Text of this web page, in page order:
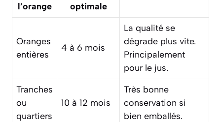
l’orange
optimale
Oranges
entières
4 à 6 mois
La qualité se
dégrade plus vite.
Principalement
pour le jus.
Tranches
ou
quartiers
10 à 12 mois
Très bonne
conservation si
bien emballés.